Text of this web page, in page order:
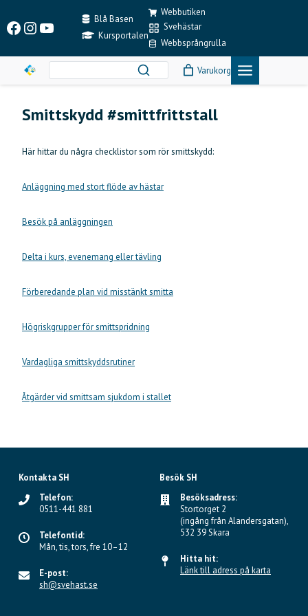
content
Facebook
Instagram
YouTubeBlå Basen
Kursportalen
Webbutiken
Svehästar
Webbsprångrulla
Varukorg
Smittskydd #smittfrittstall
Här hittar du några checklistor som rör smittskydd:
Anläggning med stort flöde av hästar
Besök på anläggningen
Delta i kurs, evenemang eller tävling
Förberedande plan vid misstänkt smitta
Högriskgrupper för smittspridning
Vardagliga smittskyddsrutiner
Åtgärder vid smittsam sjukdom i stallet
Kontakta SH
Telefon:
0511-441 881
Telefontid:
Mån, tis, tors, fre 10–12
E-post:
sh@svehast.se
Besök SH
Besöksadress:
Stortorget 2
(ingång från Alandersgatan),
532 39 Skara
Hitta hit:
Länk till adress på karta